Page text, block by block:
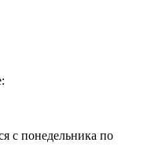
с понедельника по